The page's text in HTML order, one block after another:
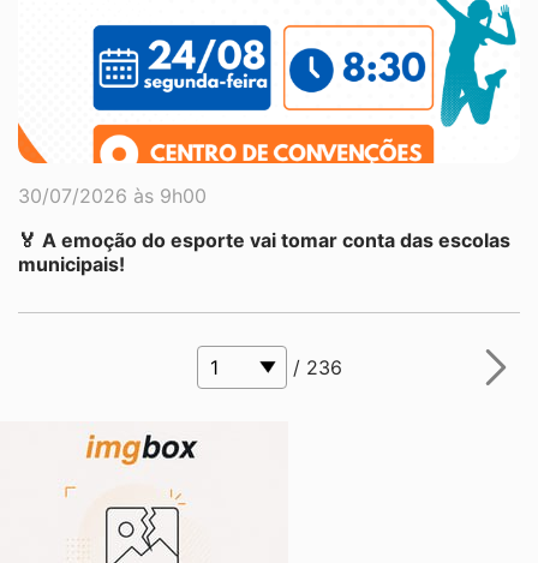
30/07/2026 às 9h00
🏅 A emoção do esporte vai tomar conta das escolas
municipais!
/ 236